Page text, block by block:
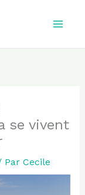
se vivent
Par Cecile